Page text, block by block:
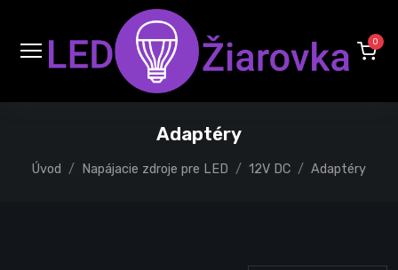
0
Adaptéry
Úvod Napájacie zdroje pre LED 12V DC Adaptéry